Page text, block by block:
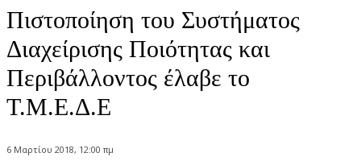
Πιστοποίηση του Συστήματος
Διαχείρισης Ποιότητας και
Περιβάλλοντος έλαβε το
Τ.Μ.Ε.Δ.Ε
6 Μαρτίου 2018, 12:00 πμ